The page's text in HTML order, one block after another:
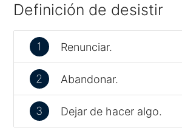
Definición de desistir
1 Renunciar.
2 Abandonar.
3 Dejar de hacer algo.